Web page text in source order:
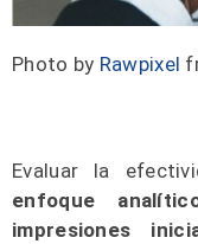
Photo by Rawpixel
Evaluar la
enfoque
impresiones